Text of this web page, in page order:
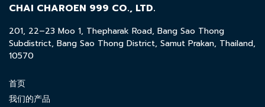
CHAI CHAROEN 999 CO., LTD.
201, 22–23 Moo 1, Thepharak Road, Bang Sao Thong
Subdistrict, Bang Sao Thong District, Samut Prakan, Thailand,
10570
首页
我们的产品